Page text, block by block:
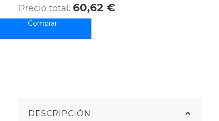
Precio total: 60,62 €
DESCRIPCIÓN